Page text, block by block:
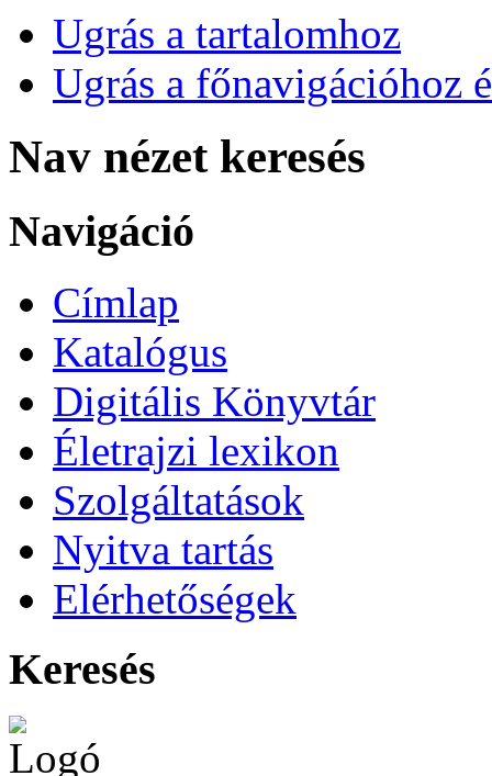
Ugrás a tartalomhoz
Ugrás a főnavigációhoz
Nav nézet keresés
Navigáció
Címlap
Katalógus
Digitális Könyvtár
Életrajzi lexikon
Szolgáltatások
Nyitva tartás
Elérhetőségek
Keresés